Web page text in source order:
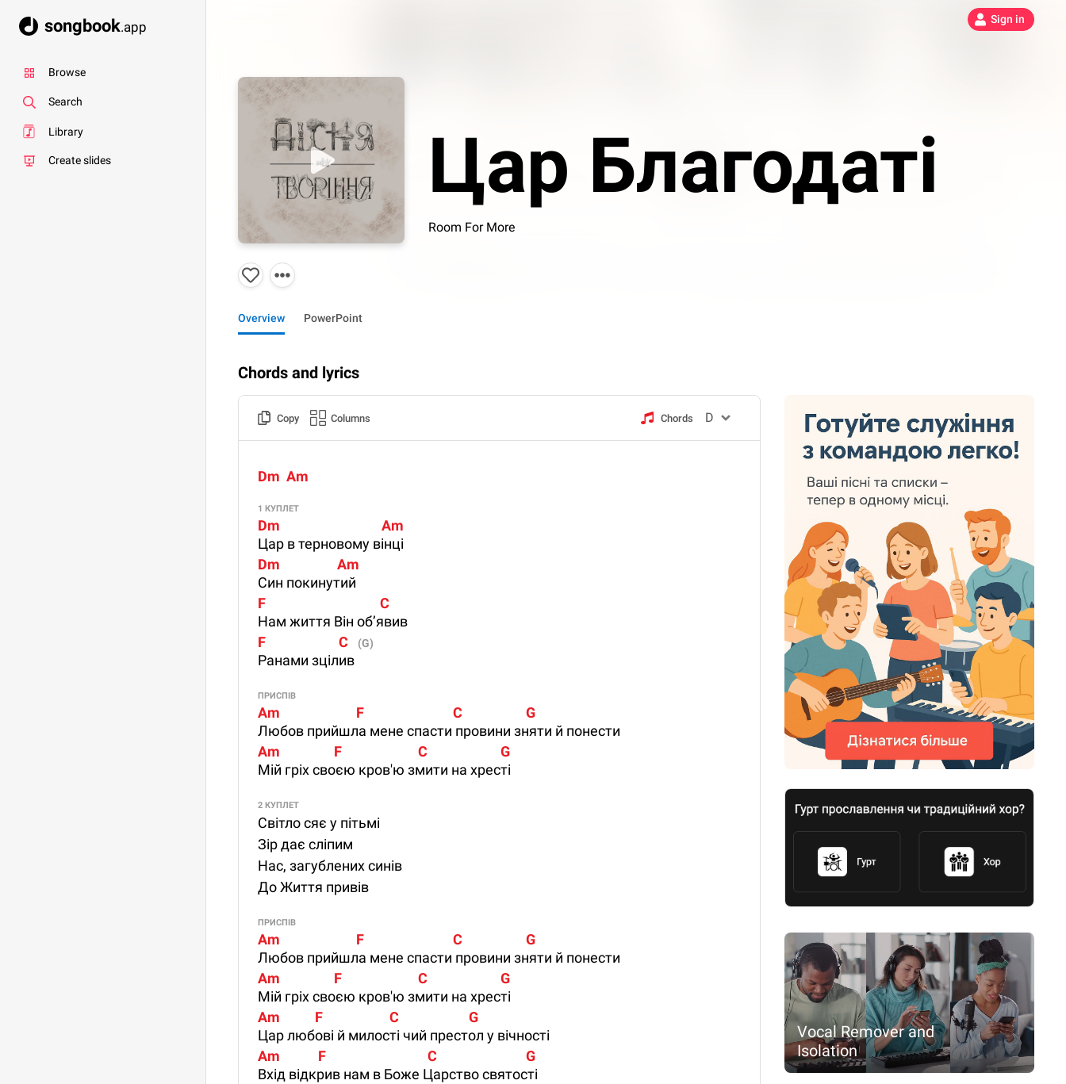
songbook.app
Browse
Search
Library
Create slides
Sign in
Цар Благодаті
Room For More
Overview PowerPoint
Chords and lyrics
Copy Columns Chords
Dm  Am
1 КУПЛЕТ
Dm                                Am
Цар в терновому вінці
Dm                  Am
Син покинутий
F                                    C
Нам життя Він об’явив
F                       C
(G)
Ранами зцілив
ПРИСПІВ
Am                        F                            C                    G
Любов прийшла мене спасти провини зняти й понести
Am                 F                        C                       G
Мій гріх своєю кров'ю змити на хресті
2 КУПЛЕТ
Світло сяє у пітьмі
Зір дає сліпим
Нас, загублених синів
До Життя привів
ПРИСПІВ
Am                        F                            C                    G
Любов прийшла мене спасти провини зняти й понести
Am                 F                        C                       G
Мій гріх своєю кров'ю змити на хресті
Am           F                     C                      G
Цар любові й милості чий престол у вічності
Am            F                                C                            G
Вхід відкрив нам в Боже Царство святості
Vocal Remover and
Isolation